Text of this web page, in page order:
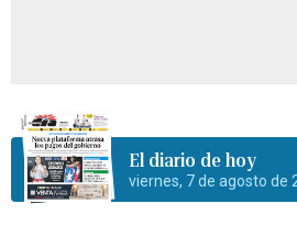
El diario de hoy
viernes, 7 de agosto de